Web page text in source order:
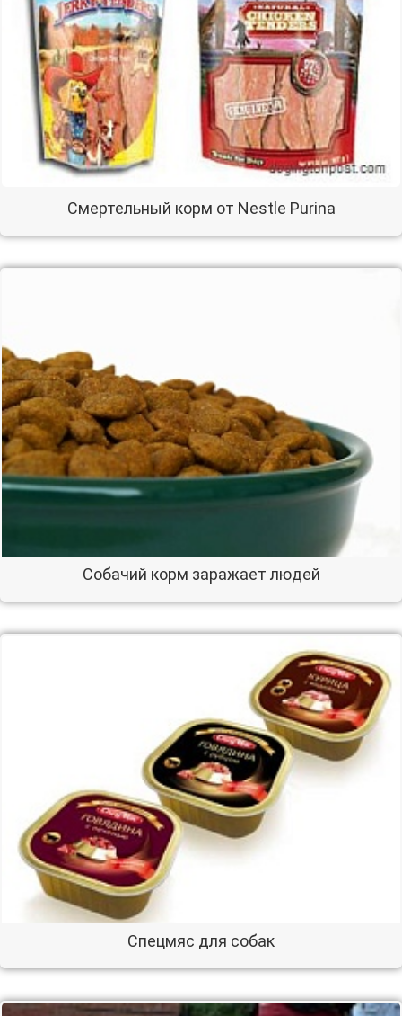
Смертельный корм от Nestle Purina
Собачий корм заражает людей
Спецмяс для собак